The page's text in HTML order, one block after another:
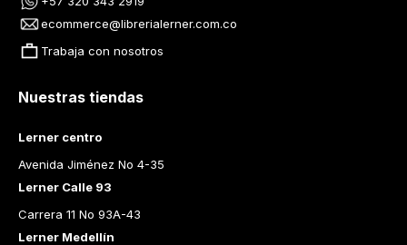
ecommerce@librerialerner.com.co
Trabaja con nosotros
Nuestras tiendas
Lerner centro
Avenida Jiménez No 4-35
Lerner Calle 93
Carrera 11 No 93A-43
Lerner Medellín